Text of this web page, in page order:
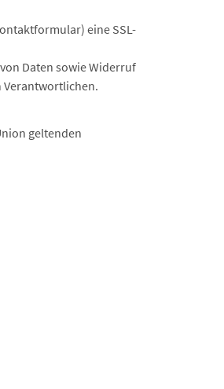
eine SSL-
Daten sowie Widerruf
Verantwortlichen.
geltenden